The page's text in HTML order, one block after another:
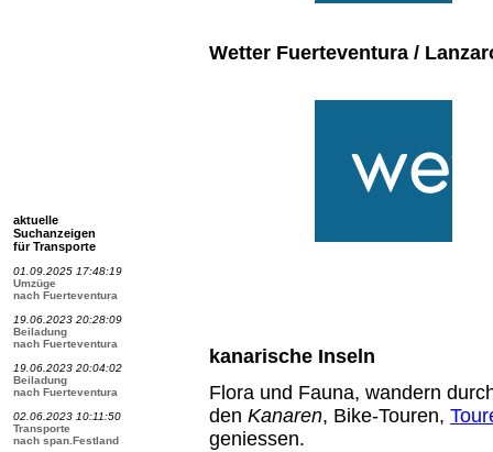
aktuelle
Suchanzeigen
für Transporte
01.09.2025 17:48:19
Umzüge
nach Fuerteventura
19.06.2023 20:28:09
Beiladung
nach Fuerteventura
19.06.2023 20:04:02
Beiladung
nach Fuerteventura
02.06.2023 10:11:50
Transporte
nach span.Festland
Wetter Fuerteventura /
kanarische Inseln
Flora und Fauna, wandern
den Kanaren, Bike-Touren,
geniessen.